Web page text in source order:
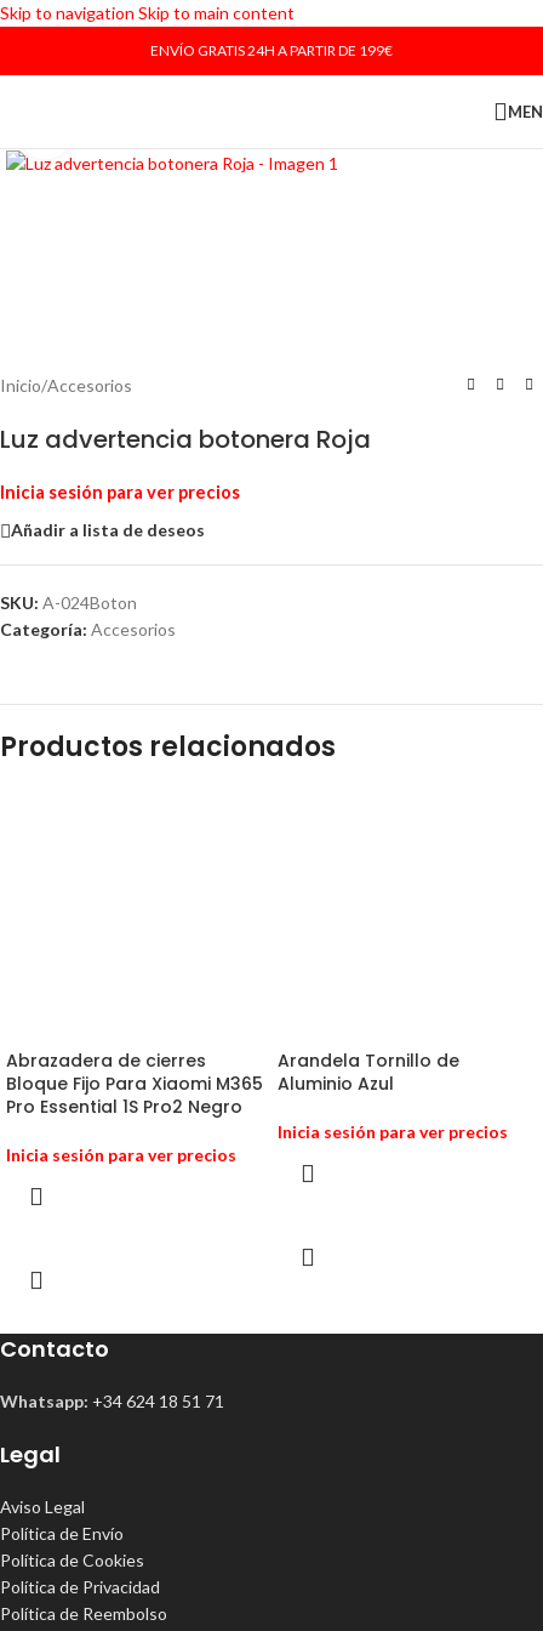
Skip to navigation Skip to main content
ENVÍO GRATIS 24H A PARTIR DE 199€
Inicio/Accesorios
Luz advertencia botonera Roja
Inicia sesión para ver precios
Añadir a lista de deseos
SKU: A-024Boton
Categoría: Accesorios
Productos relacionados
Abrazadera de cierres
Bloque Fijo Para Xiaomi M365
Pro Essential 1S Pro2 Negro
Inicia sesión para ver precios
Arandela Tornillo de
Aluminio Azul
Inicia sesión para ver precios
Contacto
Whatsapp: +34 624 18 51 71
Legal
Aviso Legal
Política de Envío
Política de Cookies
Política de Privacidad
Política de Reembolso